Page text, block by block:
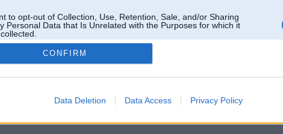
to opt-out of Collection, Use, Retention, Sale, and/or Sharing
Personal Data that Is Unrelated with the Purposes for which it
Out
CONFIRM
Data Deletion Data Access Privacy Policy
un nav saistīts ar